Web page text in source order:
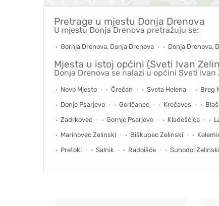
Pretrage u mjestu Donja Drenova
U mjestu Donja Drenova pretražuju se:
Gornja Drenova, Donja Drenova Donja Drenova,
Mjesta u istoj općini (Sveti Ivan
Donja Drenova se nalazi u općini Sveti
Novo Mjesto Črečan Sveta Helena Breg
Donje Psarjevo
Goričanec Krečaves
Zadrkovec
Gornje Psarjevo Kladešćica
Marinovec Zelinski
Biškupec Zelinski
Pretoki
Salnik Radoišće Suhodol Zelinski